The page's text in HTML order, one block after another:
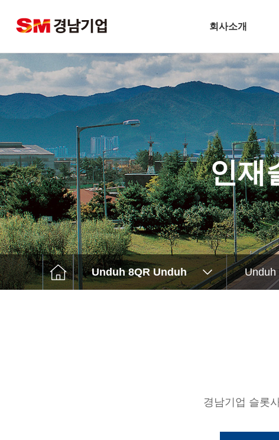
회사소개
기업개요
CEO 인사말
비전
주요연혁
경남기업 네트워크
안전보건방침
기술경영
환경경영
찾아오시는길
고객센터
인재
Unduh 8QR Unduh Unduh
경남기업 슬롯